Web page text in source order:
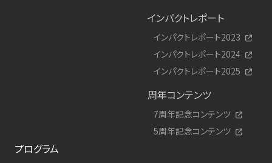
インパクトレポート
インパクトレポート2023
インパクトレポート2024
インパクトレポート2025
周年コンテンツ
7周年記念コンテンツ
5周年記念コンテンツ
プログラム